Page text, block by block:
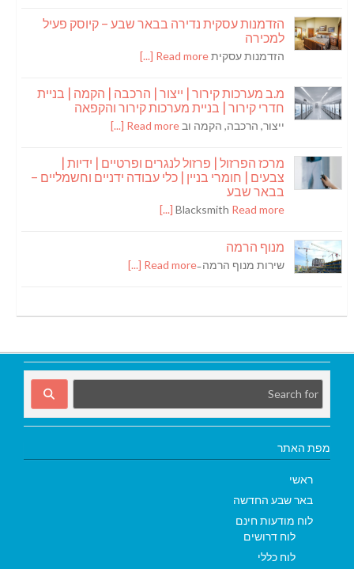
הזדמנות עסקית נדירה בבאר שבע – קיוסק פעיל
למכירה
הזדמנות עסקיתRead more [...]
מ.ב מערכות קירור | ייצור | הרכבה | הקמה | בניית
חדרי קירור | בניית מערכות קירור והקפאה
ייצור, הרכבה, הקמה וב Read more [...]
מרכז הפרזול | פרזול לנגרים ופרטיים | ידיות |
צבעים | חומרי בניין | כלי עבודה ידניים וחשמליים –
בבאר שבע
Blacksmith Read more [...]
מנוף הרמה
שירות מנוף הרמה ̵Read more [...]
מפת האתר
ראשי
באר שבע החדשה
לוח מודעות חינם
לוח דרושים
לוח כללי